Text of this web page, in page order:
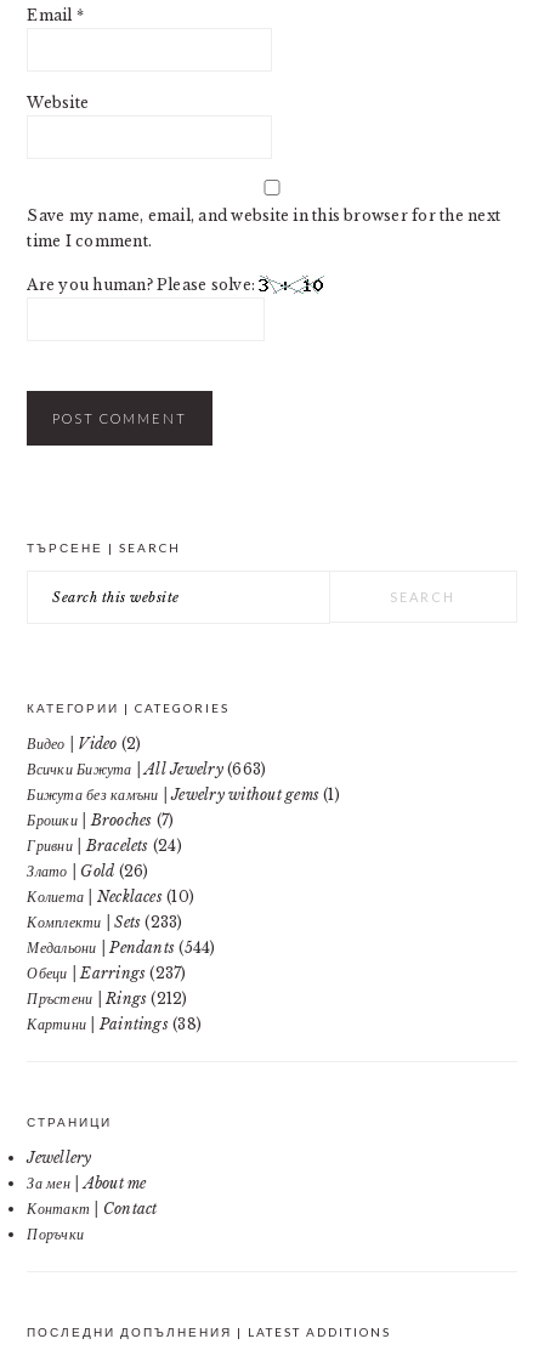
Email *
Website
Save my name, email, and website in this browser for the next
time I comment.
Are you human? Please solve:
ТЪРСЕНЕ | SEARCH
this
КАТЕГОРИИ | CATEGORIES
Видео | Video (2)
Всички Бижута | All Jewelry(663)
Бижута без камъни | Jewelry without gems (1)
Брошки | Brooches (7)
Гривни | Bracelets (24)
Злато | Gold (26)
Колиета | Necklaces(10)
Комплекти | Sets (233)
Медальони | Pendants (544)
Обеци | Earrings (237)
Пръстени | Rings (212)
Картини | Paintings(38)
СТРАНИЦИ
Jewellery
За мен | About me
Контакт | Contact
Поръчки
ПОСЛЕДНИ ДОПЪЛНЕНИЯ | LATEST ADDITIONS